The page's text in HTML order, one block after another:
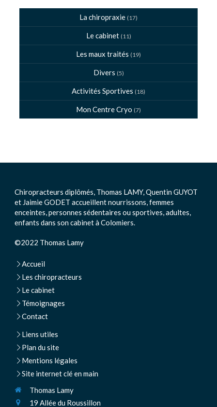
La chiropraxie (17)
Le cabinet (11)
Les maux traités (19)
Divers (5)
Activités Sportives (18)
Mon Centre Cryo (7)
Chiropracteurs diplômés, Thomas LAMY, Quentin GUYOT
et Jaimie GODET accueillent nourrissons, femmes
enceintes, personnes sédentaires ou sportives, adultes,
enfants dans son cabinet à Colomiers.
©2022 Thomas Lamy
Accueil
Les chiropracteurs
Le cabinet
Témoignages
Contact
Liens utiles
Plan du site
Mentions légales
Site internet clé en main
Thomas Lamy
19 Allée du Roussillon